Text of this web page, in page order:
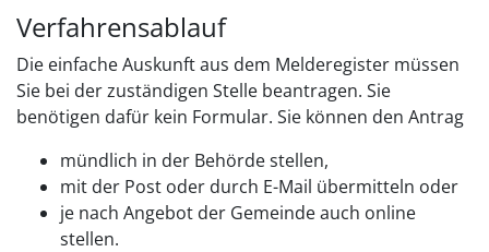
Verfahrensablauf
Die einfache Auskunft aus dem Melderegister müssen
Sie bei der zuständigen Stelle beantragen. Sie
benötigen dafür kein Formular. Sie können den Antrag
mündlich in der Behörde stellen,
mit der Post oder durch E-Mail übermitteln oder
je nach Angebot der Gemeinde auch online
stellen.